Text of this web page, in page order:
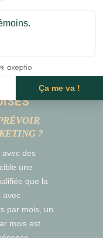
de ton
à
?
des
une
que la
avec
par mois, un
mois est